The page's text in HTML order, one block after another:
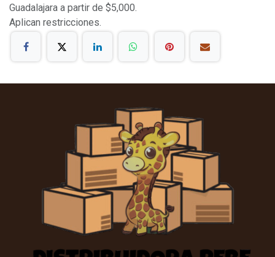
Guadalajara a partir de $5,000.
Aplican restricciones.